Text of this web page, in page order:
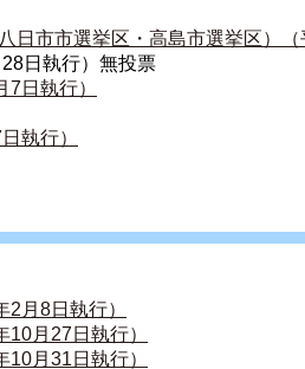
日市市選挙区・高島市選挙区）
日執行）無投票
日執行）
執行）
月8日執行）
月27日執行）
月31日執行）